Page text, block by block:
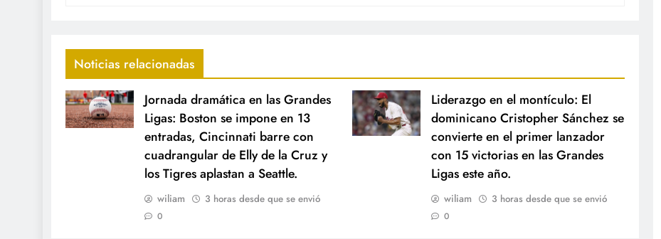
Noticias relacionadas
Jornada dramática en las Grandes
Ligas: Boston se impone en 13
entradas, Cincinnati barre con
cuadrangular de Elly de la Cruz y
los Tigres aplastan a Seattle.
wiliam 3 horas desde que se envió
0
Liderazgo en el montículo: El
dominicano Cristopher Sánchez se
convierte en el primer lanzador
con 15 victorias en las Grandes
Ligas este año.
wiliam 3 horas desde que se envió
0